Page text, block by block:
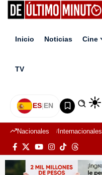
Inicio Noticias Cine
TV
ES|EN
Nacionales Internacionales